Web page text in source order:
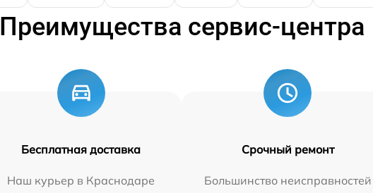
Преимущества сервис-центра
Бесплатная доставка
Наш курьер в Краснодаре
Срочный ремонт
Большинство неисправностей